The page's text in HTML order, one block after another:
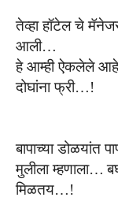
तेव्हाहॉटेल चे
आली…
हेआम्हीऐकलेले
दोघांना फ्री…!
बापाच्या डोळयांत
मुलीलाम्हणाला…
मिळतय…!